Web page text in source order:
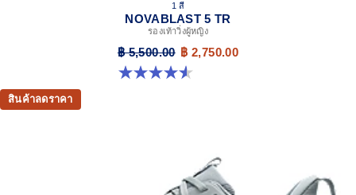
1 สี
NOVABLAST 5 TR
รองเท้าวิ่งผู้หญิง
฿ 5,500.00 ฿ 2,750.00
4.5 จาก 5 ดาว 26 รีวิว
สินค้าลดราคา